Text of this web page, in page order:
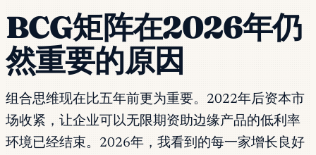
BCG矩阵在2026年仍
然重要的原因
组合思维现在比五年前更为重要。2022年后资本市
场收紧，让企业可以无限期资助边缘产品的低利率
环境已经结束。2026年，我看到的每一家增长良好